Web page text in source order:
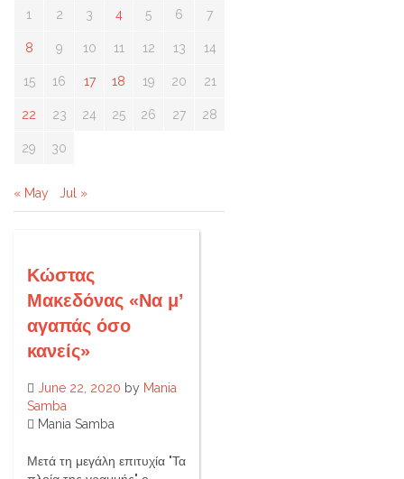
1 2 3 4 5 6 7
8 9 10 11 12 13 14
15 16 17 18 19 20 21
22 23 24 25 26 27 28
29 30
« May Jul »
Κώστας
Μακεδόνας «Να μ’
αγαπάς όσο
κανείς»
June 22, 2020 by Mania
Samba
Mania Samba
Μετά τη μεγάλη επιτυχία "Τα